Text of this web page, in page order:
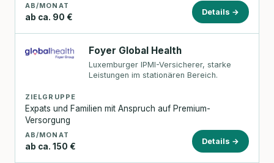
AB/MONAT
ab ca. 90 €
Details →
Foyer Global Health
Luxemburger IPMI-Versicherer, starke
Leistungen im stationären Bereich.
ZIELGRUPPE
Expats und Familien mit Anspruch auf Premium-
Versorgung
AB/MONAT
ab ca. 150 €
Details →